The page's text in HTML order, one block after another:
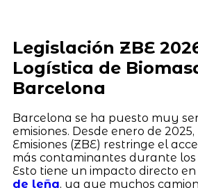
Legislación ZBE
Logística de
Barcelona
Barcelona se ha puesto muy
emisiones. Desde enero de
Emisiones (ZBE) restringe el
más contaminantes durante
Esto tiene un impacto directo
de leña, ya que muchos